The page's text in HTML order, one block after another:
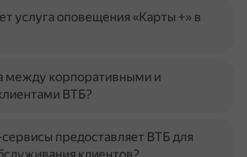
услуга оповещения «Карты +» в
между корпоративными и
ВТБ?
предоставляет ВТБ для